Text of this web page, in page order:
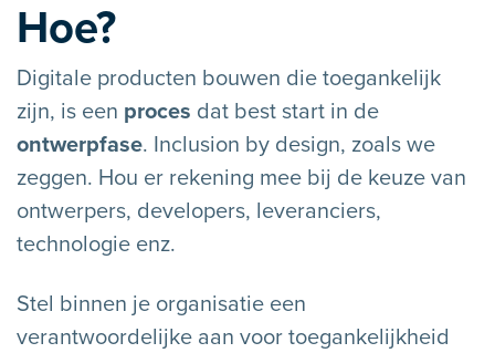
Hoe?
Digitale producten bouwen die toegankelijk
zijn, is een proces dat best start in de
ontwerpfase. Inclusion by design, zoals we
zeggen. Hou er rekening mee bij de keuze van
ontwerpers, developers, leveranciers,
technologie enz.
Stel binnen je organisatie een
verantwoordelijke aan voor toegankelijkheid